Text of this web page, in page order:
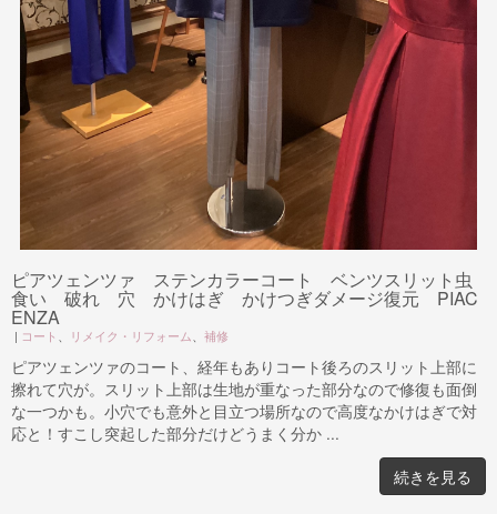
ピアツェンツァ ステンカラーコート ベンツスリット虫
食い 破れ 穴 かけはぎ かけつぎダメージ復元 PIAC
ENZA
| コート リメイク・リフォーム 補修
ピアツェンツァのコート、経年もありコート後ろのスリット上部に
擦れて穴が。スリット上部は生地が重なった部分なので修復も面倒
な一つかも。小穴でも意外と目立つ場所なので高度なかけはぎで対
応と！すこし突起した部分だけどうまく分か ...
続きを見る